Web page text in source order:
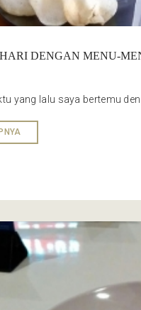
DENGAN MENU-
yang lalu saya bertemu